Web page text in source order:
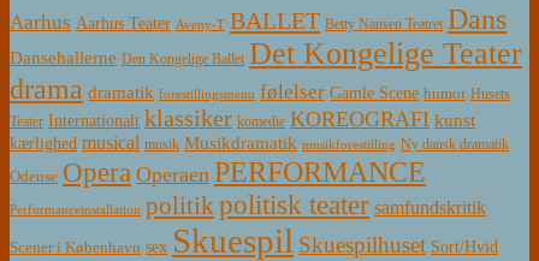
Aarhus Aarhus Teater Aveny-T BALLET Betty Nansen Teatret Dans
Dansehallerne Den Kongelige Ballet Det Kongelige Teater
drama dramatik forestillingsmenu følelser Gamle Scene humor Husets
Teater Internationalt klassiker komedie KOREOGRAFI kunst
kærlighed musical musik Musikdramatik musikforestilling Ny dansk dramatik
Odense Opera Operaen PERFORMANCE
Performanceinstallation politikpolitisk teater samfundskritik
Scener i København sex Skuespil Skuespilhuset Sort/Hvid